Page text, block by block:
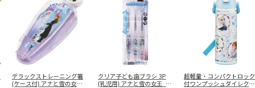
デラックストレーニング箸
(ケース付) アナと雪の女王
クリア子ども歯ブラシ 3P
(乳児用) アナと雪の女王_2
超軽量・コンパクトロック
付ワンプッシュダイレクト